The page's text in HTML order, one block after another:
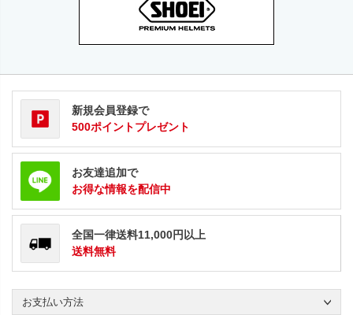
新規会員登録で
500ポイントプレゼント
お友達追加で
お得な情報を配信中
全国一律送料11,000円以上
送料無料
お支払い方法